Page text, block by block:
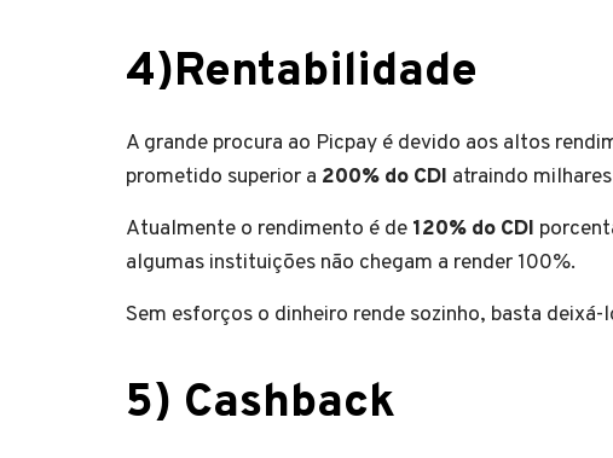
4)Rentabilidade
A grande procura ao Picpay é devido aos altos
prometido superior a 200% do CDI atraindo
Atualmente o rendimento é de 120% do CDI
algumas instituições não chegam a render 100%.
Sem esforços o dinheiro rende sozinho, basta
5) Cashback